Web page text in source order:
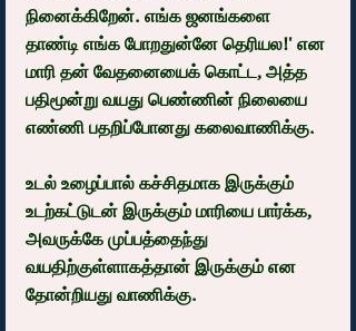
நினைக்கிறேன். எங்க ஜனங்களை
தாண்டி எங்க போறதுன்னே தெரியல!' என
மாரி தன் வேதனையைக் கொட்ட, அத்த
பதிமூன்று வயது பெண்ணின் நிலையை
எண்ணி பதறிப்போனது கலைவாணிக்கு.
உடல் உழைப்பால் கச்சிதமாக இருக்கும்
உடற்கட்டுடன் இருக்கும் மாரியை பார்க்க,
அவருக்கே முப்பத்தைந்து
வயதிற்குள்ளாகத்தான் இருக்கும் என
தோன்றியது வாணிக்கு.